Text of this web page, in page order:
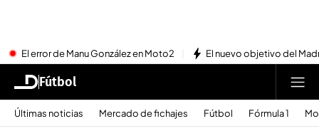
El error de Manu González en Moto2 El nuevo objetivo del
Fútbol
Últimas noticias Mercado de fichajes Fútbol Fórmula 1